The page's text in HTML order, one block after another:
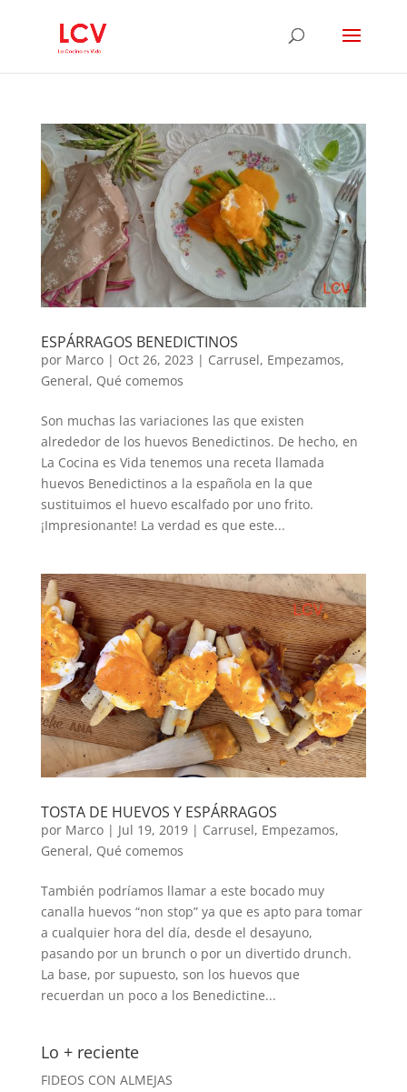
ESPÁRRAGOS BENEDICTINOS
por Marco| Oct 26, 2023 | Carrusel, Empezamos,
General, Qué comemos
Son muchas las variaciones las que existen
alrededor de los huevos Benedictinos. De hecho, en
La Cocina es Vida tenemos una receta llamada
huevos Benedictinos a la española en la que
sustituimos el huevo escalfado por uno frito.
¡Impresionante! La verdad es que este...
TOSTA DE HUEVOS Y ESPÁRRAGOS
por Marco| Jul 19, 2019| Carrusel, Empezamos,
General, Qué comemos
También podríamos llamar a este bocado muy
canalla huevos “non stop” ya que es apto para tomar
a cualquier hora del día, desde el desayuno,
pasando por un brunch o por un divertido drunch.
La base, por supuesto, son los huevos que
recuerdan un poco a los Benedictine...
Lo + reciente
FIDEOS CON ALMEJAS